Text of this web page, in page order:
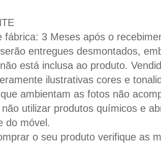
fábrica: 3 Meses após o
entregues desmontados,
está inclusa ao produto.
ilustrativas cores e
ambientam as fotos não
utilizar produtos químicos e
do móvel.
o seu produto verifique as